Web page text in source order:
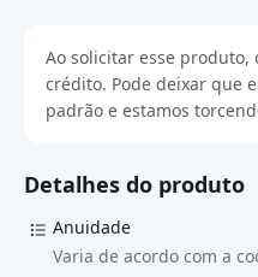
Ao solicitar esse produto,
crédito. Pode deixar que
padrão e estamos
Detalhes do produto
Anuidade
Varia de acordo com a